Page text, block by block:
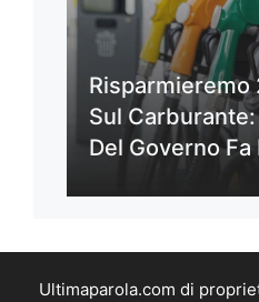
Risparmieremo
Sul
Del Governo
Ultimaparola.com di